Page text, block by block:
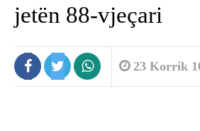
jetën 88-vjeçari
23 Korrik